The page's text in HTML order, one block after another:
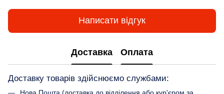
Написати відгук
Доставка Оплата
Доставку товарів здійснюємо службами: